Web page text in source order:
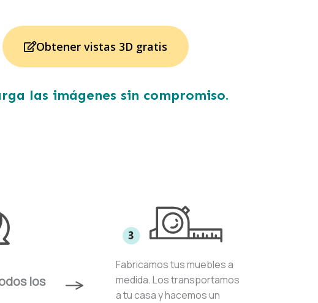
Obtener vistas 3D gratis
las imágenes sin compromiso.
los
Fabricamos tus muebles a
medida. Los transportamos
a tu casay hacemos un